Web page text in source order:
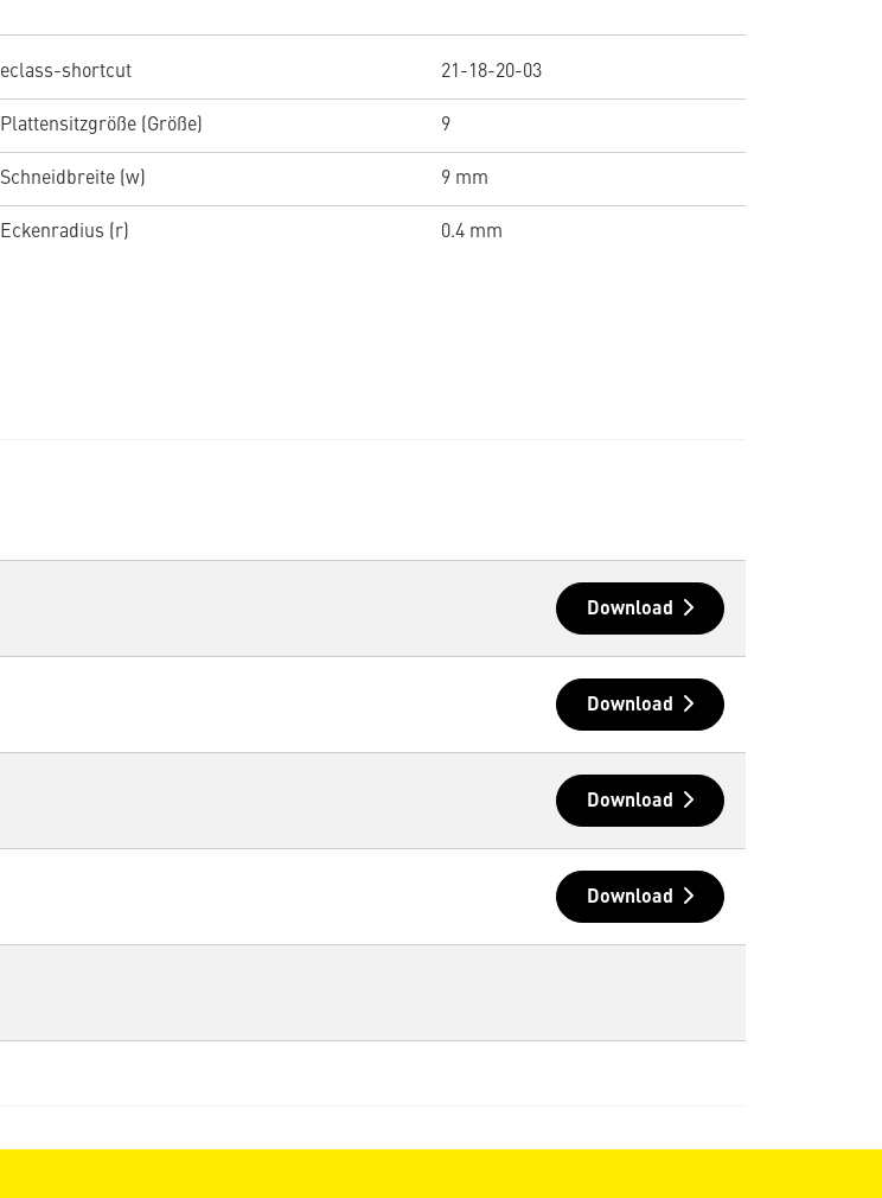
eclass-shortcut 21-18-20-03
Plattensitzgröße (Größe) 9
Schneidbreite (w) 9 mm
Eckenradius (r) 0.4 mm
Download
Download
Download
Download